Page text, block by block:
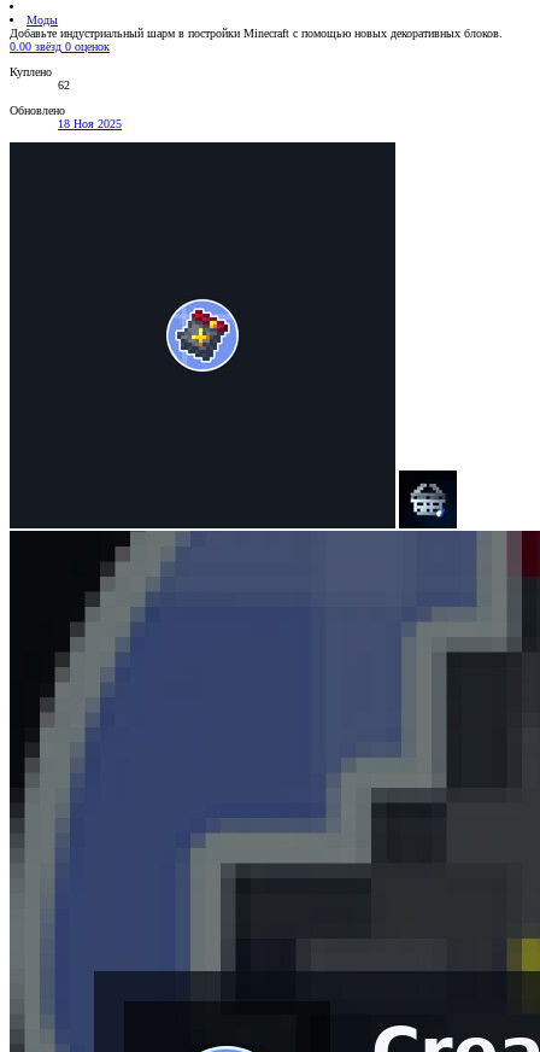
Моды
Добавьте индустриальный шарм в постройки Minecraft с помощью новых декоративных блоков.
0.00 звёзд 0 оценок
Куплено
62
Обновлено
18 Ноя 2025